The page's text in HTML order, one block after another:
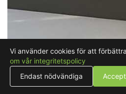
Vi använder cookies för att
om vår integritetspolicy
Endast nödvändiga